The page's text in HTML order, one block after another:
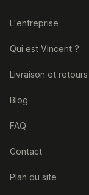
L'entreprise
Qui est Vincent ?
Livraison et retours
Blog
FAQ
Contact
Plan du site